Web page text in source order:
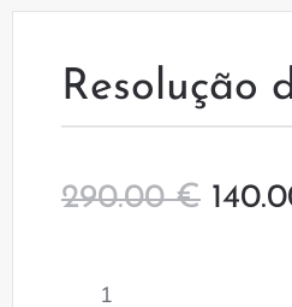
Resolução
290.00€ O
Quantidade